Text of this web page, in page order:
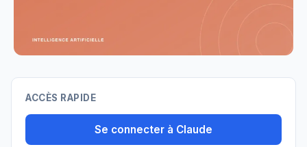
ACCÈS RAPIDE
Se connecter à Claude